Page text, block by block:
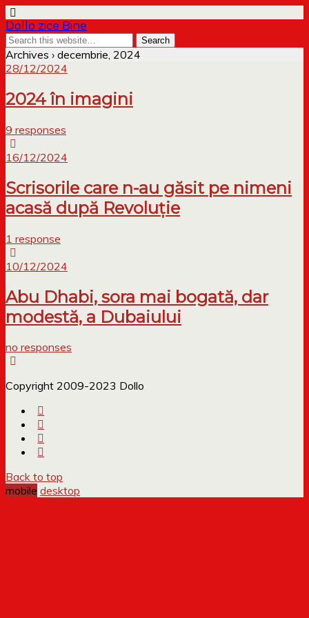
Dollo zice Bine
Archives › decembrie, 2024
28/12/2024
2024 în imagini
9 responses
16/12/2024
Scrisorile care n-au găsit pe nimeni
acasă după Revoluție
1 response
10/12/2024
Abu Dhabi, sora mai bogată, dar
modestă, a Dubaiului
no responses
Copyright 2009-2023 Dollo
Back to top
mobile desktop